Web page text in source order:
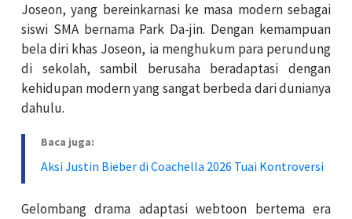
Joseon, yang bereinkarnasi ke masa modern sebagai
siswi SMA bernama Park Da-jin. Dengan kemampuan
bela diri khas Joseon, ia menghukum para perundung
di sekolah, sambil berusaha beradaptasi dengan
kehidupan modern yang sangat berbeda dari dunianya
dahulu.
Baca juga:
Aksi Justin Bieber di Coachella 2026 Tuai Kontroversi
Gelombang drama adaptasi webtoon bertema era